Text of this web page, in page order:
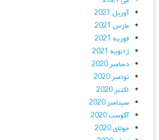
آوریل 2021
مارس 2021
فوریه 2021
ژانویه 2021
دسامبر 2020
نوامبر 2020
اکتبر 2020
سپتامبر 2020
آگوست 2020
جولای 2020